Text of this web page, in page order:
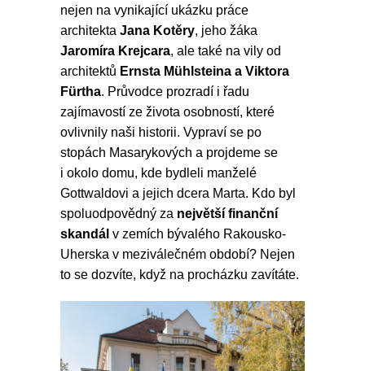
nejen na vynikající ukázku práce
architekta Jana Kotěry, jeho žáka
Jaromíra Krejcara, ale také na vily od
architektů Ernsta Mühlsteina a Viktora
Fürtha. Průvodce prozradí i řadu
zajímavostí ze života osobností, které
ovlivnily naši historii. Vypraví se po
stopách Masarykových a projdeme se
i okolo domu, kde bydleli manželé
Gottwaldovi a jejich dcera Marta. Kdo byl
spoluodpovědný za největší finanční
skandál v zemích bývalého Rakousko-
Uherska v meziválečném období? Nejen
to se dozvíte, když na procházku zavítáte.